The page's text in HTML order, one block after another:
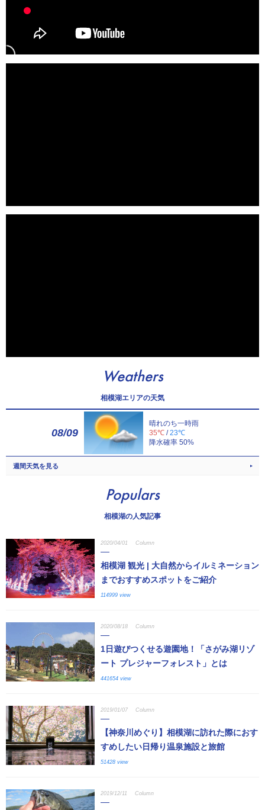
Weathers
相模湖エリアの天気
08/09
晴れのち一時雨
35℃ /23℃
降水確率 50%
週間天気を見る
Populars
相模湖の人気記事
2020/04/01 Column
相模湖 観光 | 大自然からイルミネーション
までおすすめスポットをご紹介
114999 view
2020/08/18 Column
1日遊びつくせる遊園地！「さがみ湖リゾ
ート プレジャーフォレスト」とは
441654 view
2019/01/07 Column
【神奈川めぐり】相模湖に訪れた際におす
すめしたい日帰り温泉施設と旅館
51428 view
2019/12/11 Column